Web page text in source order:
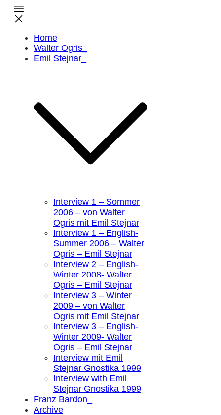
Home
Walter Ogris_
Emil Stejnar_
Interview 1 – Sommer
2006 – von Walter
Ogris mit Emil Stejnar
Interview 1 – English-
Summer 2006 – Walter
Ogris – Emil Stejnar
Interview 2 – English-
Winter 2008- Walter
Ogris – Emil Stejnar
Interview 3 – Winter
2009 – von Walter
Ogris mit Emil Stejnar
Interview 3 – English-
Winter 2009- Walter
Ogris – Emil Stejnar
Interview mit Emil
Stejnar Gnostika 1999
Interview with Emil
Stejnar Gnostika 1999
Franz Bardon_
Archive